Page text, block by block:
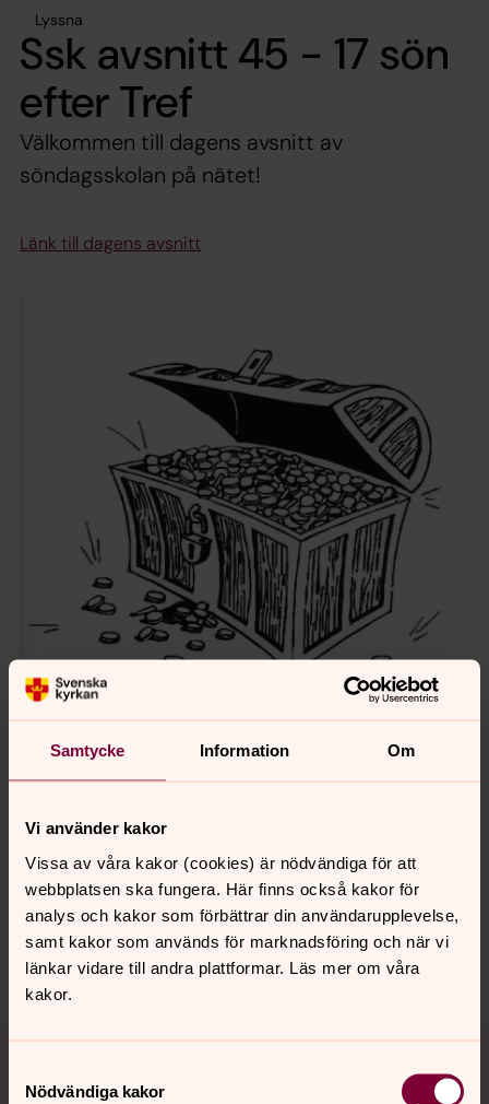
Samtycke Information Om
Vi använder kakor
Vissa av våra kakor (cookies) är nödvändiga för att
webbplatsen ska fungera. Här finns också kakor för
analys och kakor som förbättrar din användarupplevelse,
samt kakor som används för marknadsföring och när vi
länkar vidare till andra plattformar. Läs mer om våra
kakor.
Nödvändiga kakor
Lyssna
Ssk avsnitt 45 - 17 sön
efter Tref
Välkommen till dagens avsnitt av
söndagsskolan på nätet!
Länk till dagens avsnitt
Synpunkter eller frågor på sidans
innehåll?
sanktmatteus.info@svenskakyrkan.se
Dela
Tillbaka till toppen
Tillbaka till innehållet